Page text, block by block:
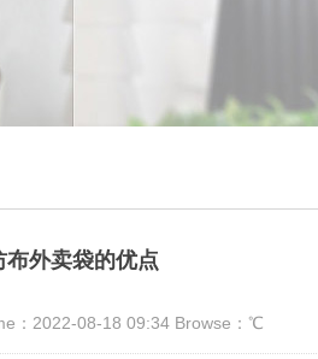
布外卖袋的优点
：2022-08-18 09:34 Browse：℃